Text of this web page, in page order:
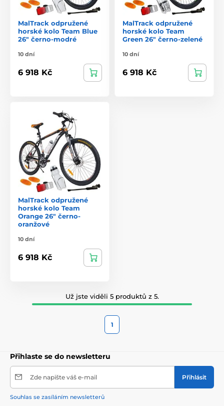
MalTrack odpružené
horské kolo Team Blue
26" černo-modré
10 dní
6 918 Kč
MalTrack odpružené
horské kolo Team
Green 26" černo-zelené
10 dní
6 918 Kč
MalTrack odpružené
horské kolo Team
Orange 26" černo-
oranžové
10 dní
6 918 Kč
Už jste viděli 5 produktů z 5.
1
Přihlaste se do newsletteru
Zde napište váš e-mail Přihlásit
Souhlas se zasíláním newsletterů